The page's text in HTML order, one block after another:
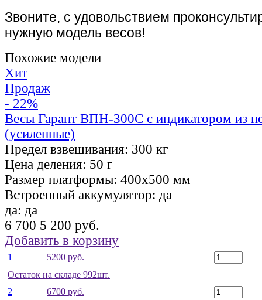
Звоните, с удовольствием
нужную модель весов!
Похожие модели
Хит
Продаж
- 22%
Весы Гарант ВПН-300С с индикатором из
(усиленные)
Предел взвешивания: 300 кг
Цена деления: 50 г
Размер платформы: 400х500 мм
Встроенный аккумулятор: да
да: да
6 700 5 200 руб.
Добавить в корзину
1
5200 руб.
Остаток на складе 992шт.
2
6700 руб.